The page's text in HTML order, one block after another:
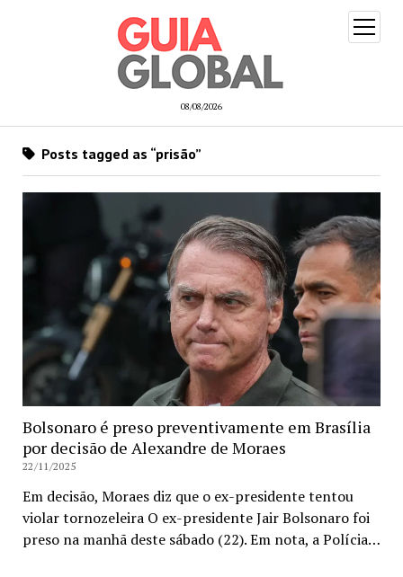
08/08/2026
open
menu
Posts tagged as “prisão”
Bolsonaro é preso preventivamente em Brasília
por decisão de Alexandre de Moraes
22/11/2025
Em decisão, Moraes diz que o ex-presidente tentou
violar tornozeleira O ex-presidente Jair Bolsonaro foi
preso na manhã deste sábado (22). Em nota, a Polícia…